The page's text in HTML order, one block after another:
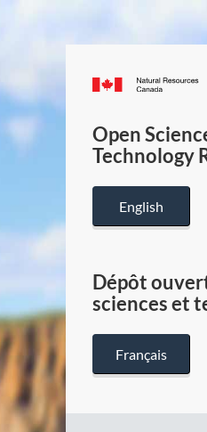
Open
Technology
English
Dépôt
sciences et
Français